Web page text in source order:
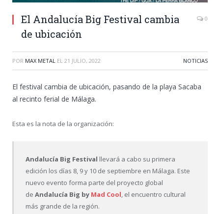
El Andalucía Big Festival cambia
de ubicación
0
POR MAX METAL EL 21 JULIO, 2022 NOTICIAS
El festival cambia de ubicación, pasando de la playa Sacaba
al recinto ferial de Málaga.
Esta es la nota de la organización:
Andalucía Big Festival llevará a cabo su primera
edición los días 8, 9 y 10 de septiembre en Málaga. Este
nuevo evento forma parte del proyecto global
deAndalucía Big by Mad Cool, el encuentro cultural
más grande de la región.